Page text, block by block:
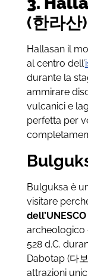
(한라산)
Hallasan il
al centro dell’
durante la
ammirare
vulcanici e
perfetta per
Bulguksa è
visitare
dell’UNESCO
archeologico
528 d.C.
Dabotap (다
attrazioni